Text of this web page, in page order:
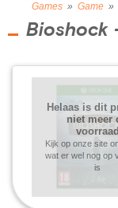
Games » Game »
Bioshock
Helaas is dit
niet meer
voorraad
Kijk op onze site
wat er wel nog op
is